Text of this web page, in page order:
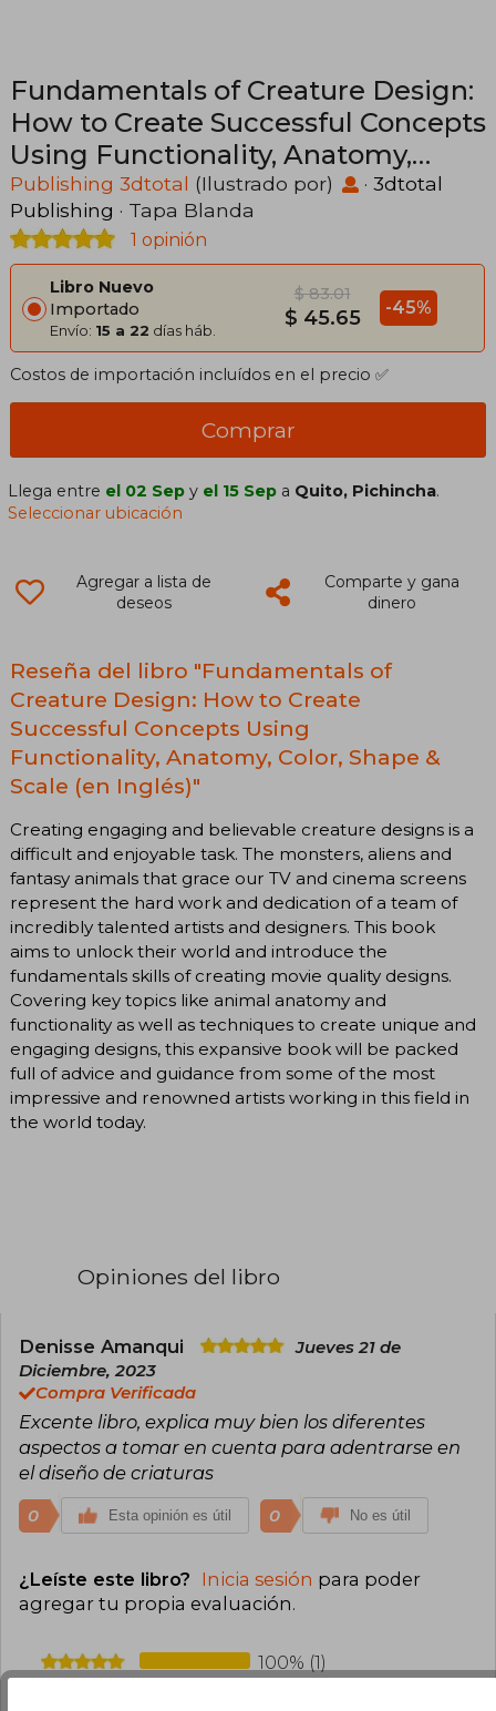
Fundamentals of Creature Design:
How to Create Successful Concepts
Using Functionality, Anatomy,
Color, Shape & Scale (en Inglés)
Publishing 3dtotal (Ilustrado por) · 3dtotal
Publishing · Tapa Blanda
1 opinión
Libro Nuevo
Importado
Envío: 15 a 22 días háb.
$ 83.01
$ 45.65 -45%
Costos de importación incluídos en el precio ✅
Comprar
Llega entre el 02 Sep y el 15 Sep a Quito, Pichincha.
Seleccionar ubicación
Agregar a lista de
deseos
Comparte y gana
dinero
Reseña del libro "Fundamentals of
Creature Design: How to Create
Successful Concepts Using
Functionality, Anatomy, Color, Shape &
Scale (en Inglés)"
Creating engaging and believable creature designs is a
difficult and enjoyable task. The monsters, aliens and
fantasy animals that grace our TV and cinema screens
represent the hard work and dedication of a team of
incredibly talented artists and designers. This book
aims to unlock their world and introduce the
fundamentals skills of creating movie quality designs.
Covering key topics like animal anatomy and
functionality as well as techniques to create unique and
engaging designs, this expansive book will be packed
full of advice and guidance from some of the most
impressive and renowned artists working in this field in
the world today.
Opiniones del libro
Denisse Amanqui
Jueves 21 de
Diciembre, 2023
Compra Verificada
Excente libro, explica muy bien los diferentes
aspectos a tomar en cuenta para adentrarse en
el diseño de criaturas
0 Esta opinión es útil 0 No es útil
¿Leíste este libro? Inicia sesión para poder
agregar tu propia evaluación.
100% (1)